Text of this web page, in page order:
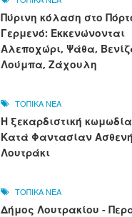
Πύρινη κόλαση στο
Γερμενό: Εκκενώνονται
Αλεποχώρι, Ψάθα,
Λούμπα, Ζάχουλη
ΤΟΠΙΚΑ ΝΕΑ
Η ξεκαρδιστική
Κατά Φαντασίαν
Λουτράκι
ΤΟΠΙΚΑ ΝΕΑ
Δήμος Λουτρακίου -